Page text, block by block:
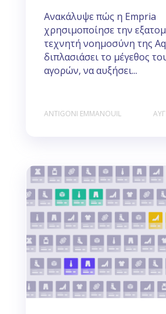
Ανακάλυψε πώς η Empria
χρησιμοποίησε την
τεχνητή νοημοσύνη της
διπλασιάσει το μέγεθος
αγορών, να αυξήσει...
ANTIGONI EMMANOUIL